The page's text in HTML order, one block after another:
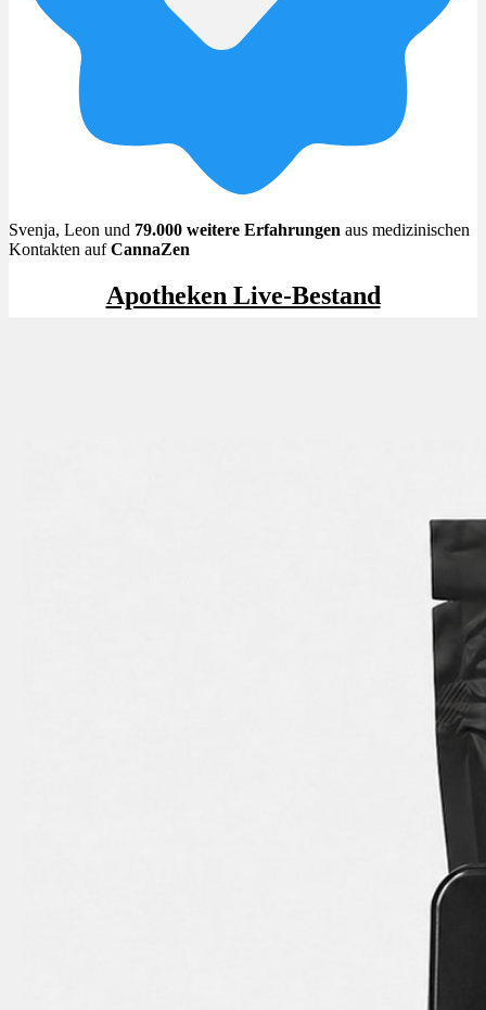
Menü
Svenja, Leon und 79.000 weitere Erfahrungen aus medizinischen
Kontakten aufCannaZen
Apotheken Live-Bestand